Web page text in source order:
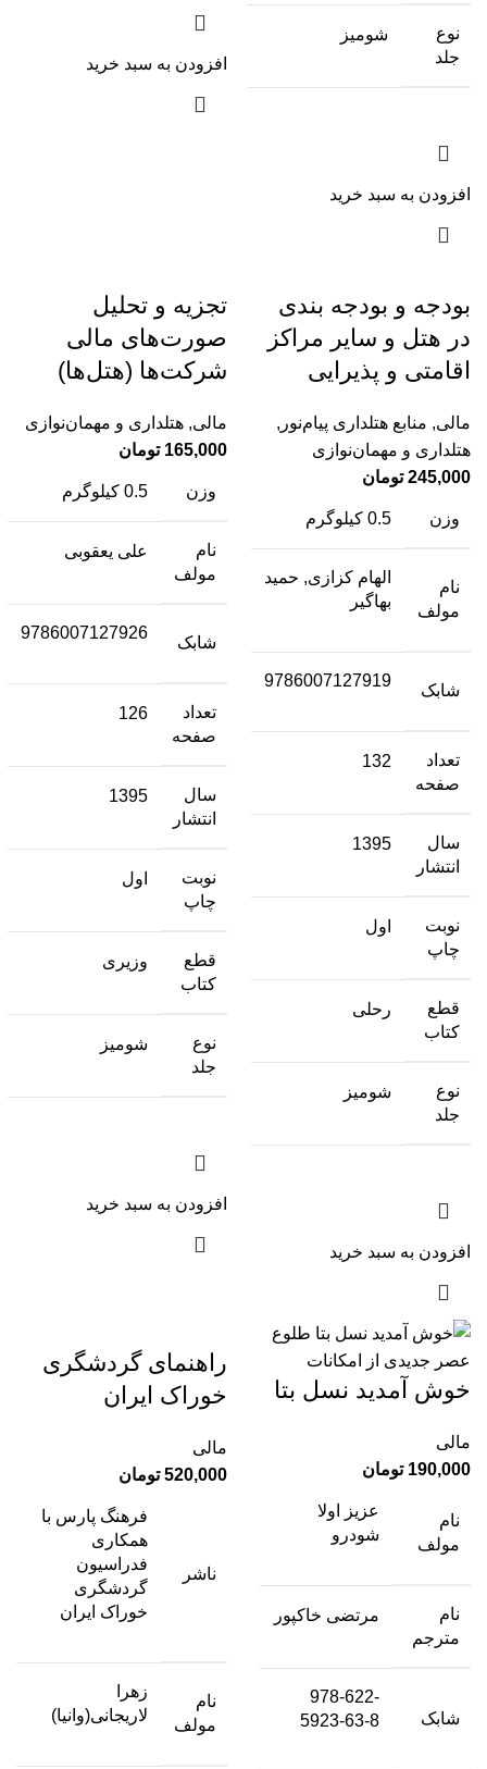
نوع
جلد
شومیز
افزودن به سبد خرید
افزودن به سبد خرید
بودجه و بودجه بندی
در هتل و سایر مراکز
اقامتی و پذیرایی
مالی, منابع هتلداری پیام‌نور ,
هتلداری و مهمان‌نوازی
245,000 تومان
وزن 0.5 کیلوگرم
نام
مولف
الهام کزازی, حمید
بهاگیر
شابک
9786007127919
تعداد
صفحه
132
سال
انتشار
1395
نوبت
چاپ
اول
قطع
کتاب
رحلی
نوع
جلد
شومیز
افزودن به سبد خرید
تجزیه و تحلیل
صورت‌های مالی
شرکت‌ها (هتل‌ها)
مالی, هتلداری و مهمان‌نوازی
165,000 تومان
وزن 0.5 کیلوگرم
نام
مولف
علی یعقوبی
شابک
9786007127926
تعداد
صفحه
126
سال
انتشار
1395
نوبت
چاپ
اول
قطع
کتاب
وزیری
نوع
جلد
شومیز
افزودن به سبد خرید
خوش آمدید نسل بتا
مالی
190,000 تومان
نام
مولف
عزیز اولا
شودرو
نام
مترجم
مرتضی خاکپور
شابک
978-622-
5923-63-8
راهنمای گردشگری
خوراک ایران
مالی
520,000 تومان
ناشر
فرهنگ پارس با
همکاری
فدراسیون
گردشگری
خوراک ایران
نام
مولف
زهرا
لاریجانی(وانیا)